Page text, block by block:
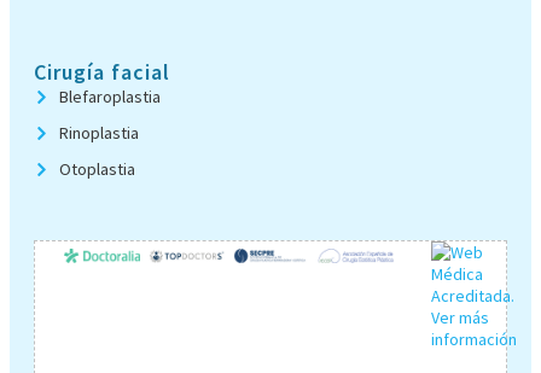
Cirugía facial
Blefaroplastia
Rinoplastia
Otoplastia